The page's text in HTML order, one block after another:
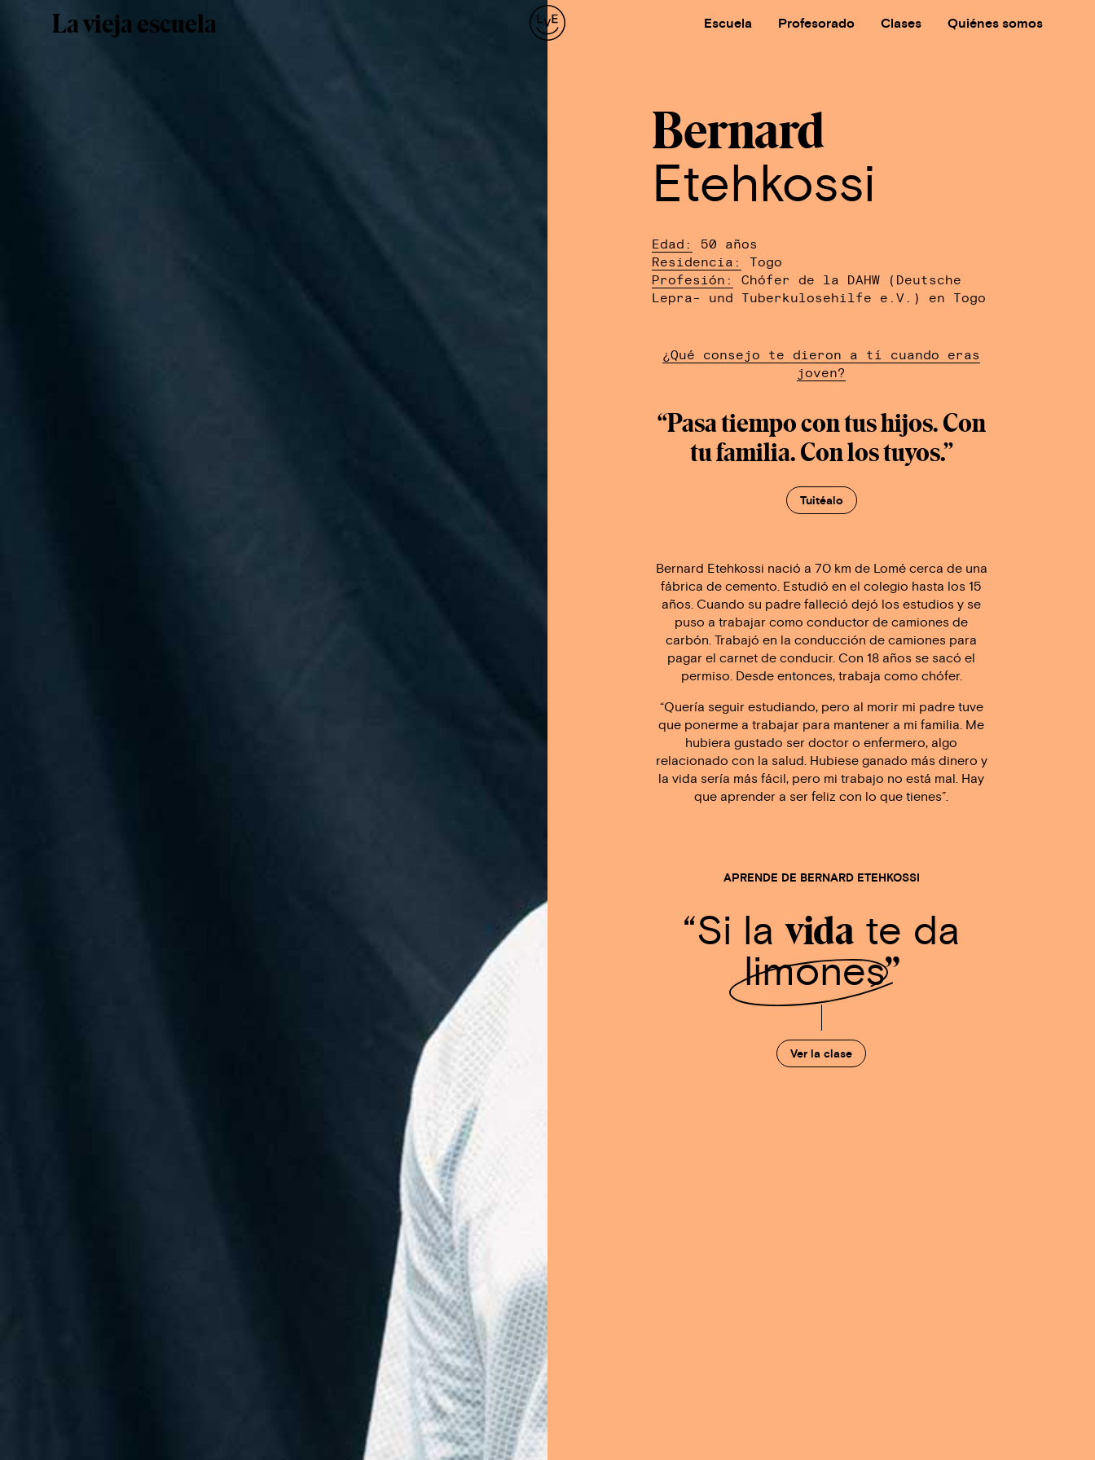
La vieja escuela Escuela Profesorado Clases Quiénes somos
Bernard
Etehkossi
Edad:
50 años
Residencia:
Togo
Profesión:
Chófer de la DAHW (Deutsche
Lepra- und Tuberkulosehilfe e.V.) en Togo
¿Qué consejo te dieron a tí cuando eras
joven?
“Pasa tiempo con tus hijos. Con
tu familia. Con los tuyos.”
Tuitéalo
Bernard Etehkossi nació a 70 km de Lomé cerca de una
fábrica de cemento. Estudió en el colegio hasta los 15
años. Cuando su padre falleció dejó los estudios y se
puso a trabajar como conductor de camiones de
carbón. Trabajó en la conducción de camiones para
pagar el carnet de conducir. Con 18 años se sacó el
permiso. Desde entonces, trabaja como chófer.
“Quería seguir estudiando, pero al morir mi padre tuve
que ponerme a trabajar para mantener a mi familia. Me
hubiera gustado ser doctor o enfermero, algo
relacionado con la salud. Hubiese ganado más dinero y
la vida sería más fácil, pero mi trabajo no está mal. Hay
que aprender a ser feliz con lo que tienes”.
APRENDE DE BERNARD ETEHKOSSI
Si lavidate da
limones
Ver la clase
La vieja escuela
es un proyecto de Fundación Anesvad,
para transmitir nuestro